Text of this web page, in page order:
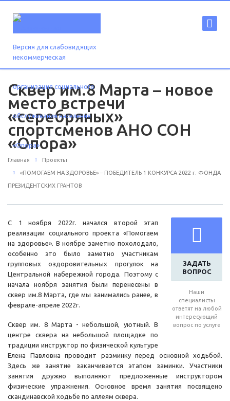
Версия для слабовидящих
Сквер им.8 Марта – новое
место встречи
«серебряных»
спортсменов АНО СОН
«Опора»
Главная Проекты
«ПОМОГАЕМ НА ЗДОРОВЬЕ» – ПОБЕДИТЕЛЬ 1 КОНКУРСА 2022 г. ФОНДА
ПРЕЗИДЕНТСКИХ ГРАНТОВ
ЗАДАТЬ
ВОПРОС
Наши
специалисты
ответят на любой
интересующий
вопрос по услуге
С 1 ноября 2022г. начался второй этап
реализации социального проекта «Помогаем
на здоровье». В ноябре заметно похолодало,
особенно это было заметно участникам
групповых оздоровительных прогулок на
Центральной набережной города. Поэтому с
начала ноября занятия были перенесены в
сквер им.8 Марта, где мы занимались ранее, в
феврале-апреле 2022г.
Сквер им. 8 Марта - небольшой, уютный. В
центре сквера на небольшой площадке по
традиции инструктор по физической культуре
Елена Павловна проводит разминку перед основной ходьбой.
Здесь же занятие заканчивается этапом заминки. Участники
занятия дружно выполняют предложенные инструктором
физические упражнения. Основное время занятия посвящено
скандинавской ходьбе по аллеям сквера.